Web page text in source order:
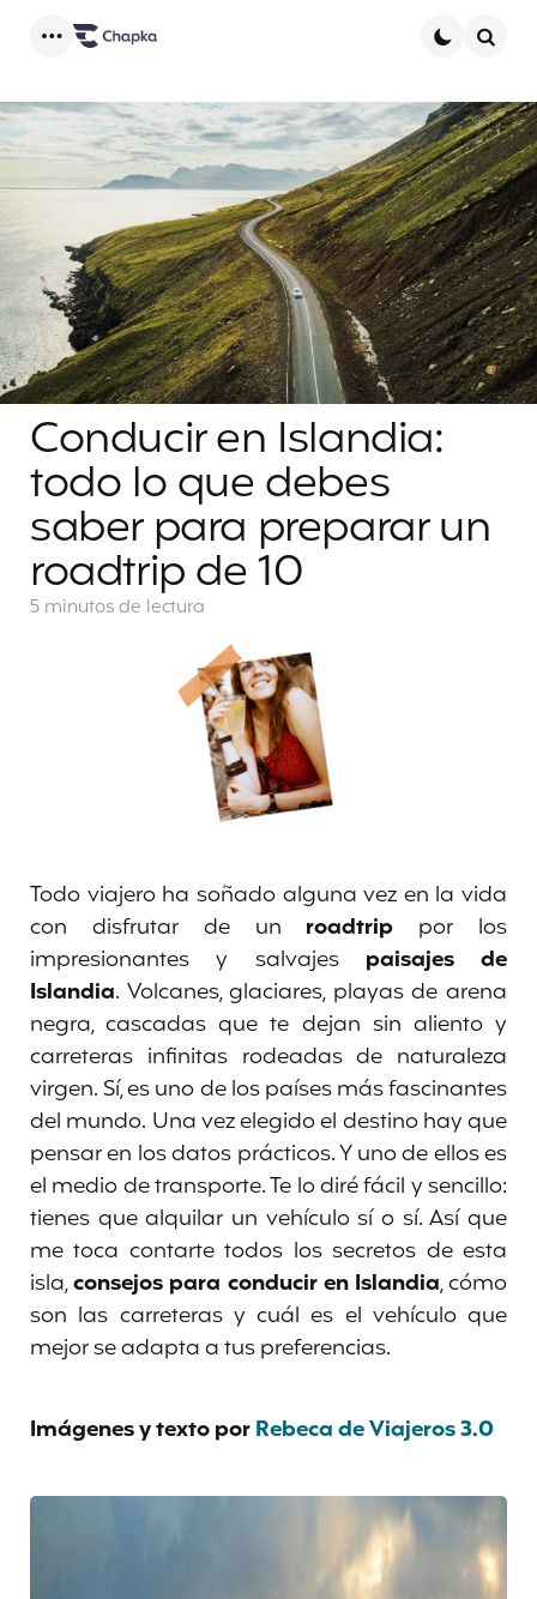
Conducir en Islandia:
todo lo que debes
saber para preparar un
roadtrip de 10
5 minutosde lectura
Todo viajero ha soñado alguna vez en la vida
con disfrutar de un roadtrip por los
impresionantes y salvajes paisajes de
Islandia. Volcanes, glaciares, playas de arena
negra, cascadas que te dejan sin aliento y
carreteras infinitas rodeadas de naturaleza
virgen. Sí, es uno de los países más fascinantes
del mundo. Una vez elegido el destino hay que
pensar en los datos prácticos. Y uno de ellos es
el medio de transporte. Te lo diré fácil y sencillo:
tienes que alquilar un vehículo sí o sí. Así que
me toca contarte todos los secretos de esta
isla,consejos para conducir en Islandia, cómo
son las carreteras y cuál es el vehículo que
mejor se adapta a tus preferencias.
Imágenes y texto porRebeca de Viajeros 3.0